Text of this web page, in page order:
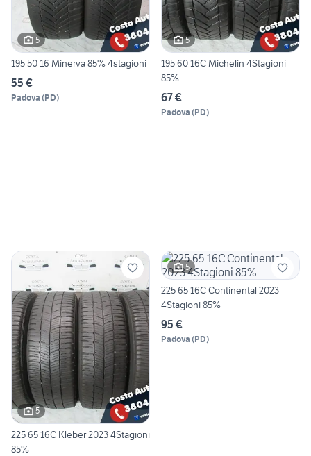
5
195 50 16 Minerva 85% 4stagioni
55 €
Padova (PD)
5
195 60 16C Michelin 4Stagioni
85%
67 €
Padova (PD)
5
225 65 16C Kleber 2023 4Stagioni
85%
5
225 65 16C Continental 2023
4Stagioni 85%
95 €
Padova (PD)